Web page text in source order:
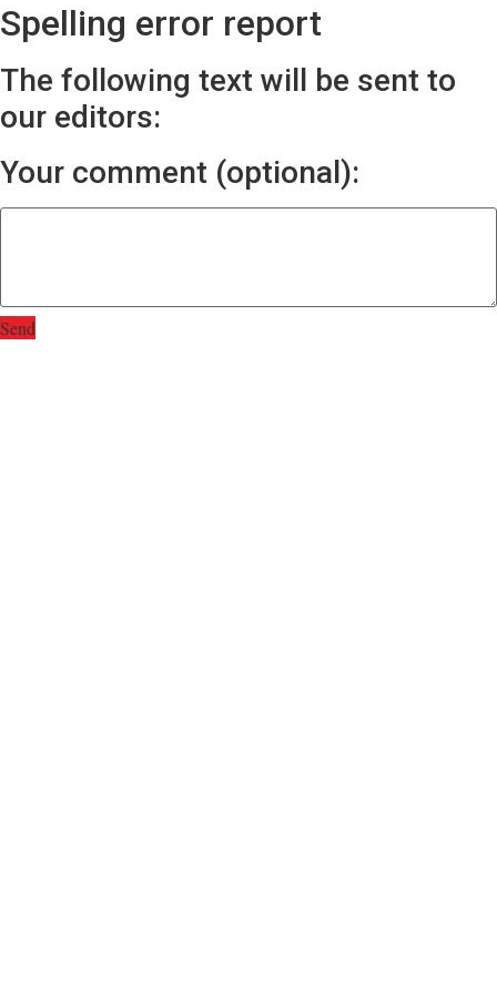
Spelling error report
The following text will be sent to
our editors:
Your comment (optional):
Send